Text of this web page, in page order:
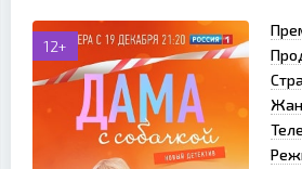
12+